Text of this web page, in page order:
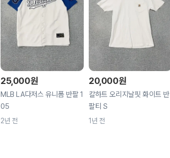
25,000원
MLB LA다저스 유니폼 반팔 1
05
2년 전
20,000원
칼하트 오리지날핏 화이트 반
팔티 S
1년 전